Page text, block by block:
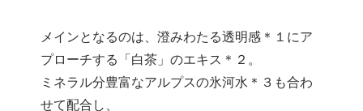
メインとなるのは、澄みわたる透明感＊１にア
プローチする「白茶」のエキス＊２。
ミネラル分豊富なアルプスの氷河水＊３も合わ
せて配合し、